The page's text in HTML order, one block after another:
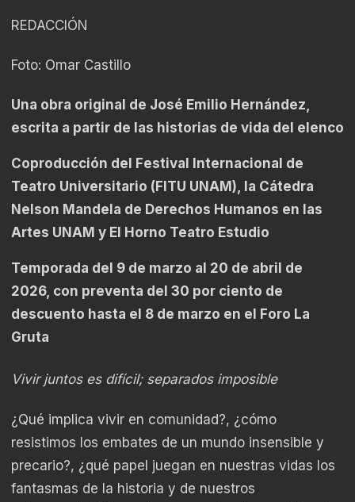
REDACCIÓN
Foto: Omar Castillo
Una obra original de José Emilio Hernández,
escrita a partir de las historias de vida del elenco
Coproducción del Festival Internacional de
Teatro Universitario (FITU UNAM), la Cátedra
Nelson Mandela de Derechos Humanos en las
Artes UNAM y El Horno Teatro Estudio
Temporada del 9 de marzo al 20 de abril de
2026, con preventa del 30 por ciento de
descuento hasta el 8 de marzo en el Foro La
Gruta
Vivir juntos es difícil; separados imposible
¿Qué implica vivir en comunidad?, ¿cómo
resistimos los embates de un mundo insensible y
precario?, ¿qué papel juegan en nuestras vidas los
fantasmas de la historia y de nuestros